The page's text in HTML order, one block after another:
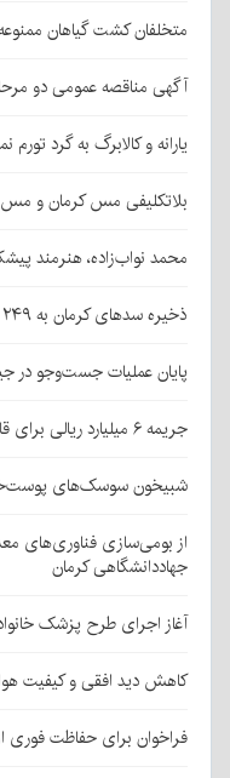
متخلفان کشت گیاهان
آگهی مناقصه عمومی دو مرحله‌ای به
یارانه و کالابرگ به گرد تورم
بلاتکلیفی مس کرمان و
محمد نواب‌زاده، هنرمند
ذخیره سدهای کرمان به ۲۴۹ میلیون مترمکعب رسید
پایان عملیات جست‌وجو در جیرفت؛ کودک ۴
جریمه ۶ میلیارد ریالی برای قاچاقچی نارنگی پاکستانی در بافت
شبیخون سوسک‌های
از بومی‌سازی فناوری‌های
جهاددانشگاهی کرمان
آغاز اجرای طرح پزشک
کاهش دید افقی و کیفیت
فراخوان برای حفاظت